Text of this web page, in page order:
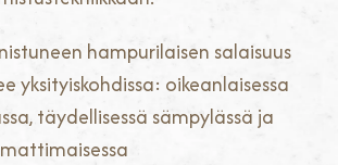
hampurilaisen salaisuus
yksityiskohdissa: oikeanlaisessa
täydellisessä sämpylässä ja